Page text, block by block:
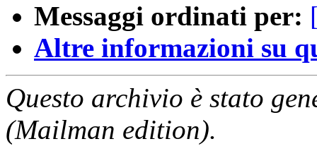
Messaggi ordinati per:
Altre informazioni su
Questo archivio è stato
(Mailman edition).